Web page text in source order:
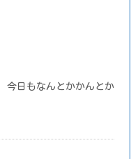
今日もなんとかかんとか